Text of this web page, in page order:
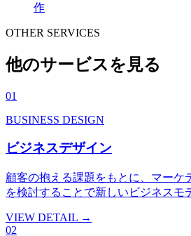
作
OTHER SERVICES
他のサービスを見る
01
BUSINESS DESIGN
ビジネスデザイン
顧客の抱える課題をもとに、マーケ
を検討することで新しいビジネスモ
VIEW DETAIL →
02